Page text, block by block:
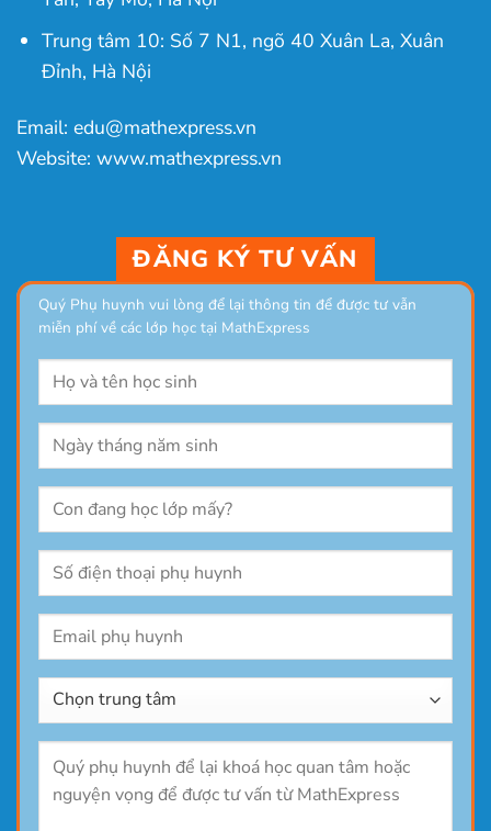
Trung tâm 10: Số 7 N1, ngõ 40 Xuân La, Xuân
Đỉnh, Hà Nội
Email: edu@mathexpress.vn
Website: www.mathexpress.vn
ĐĂNG KÝ TƯ VẤN
Quý Phụ huynh vui lòng để lại thông tin để được tư vẫn
miễn phí về các lớp học tại MathExpress